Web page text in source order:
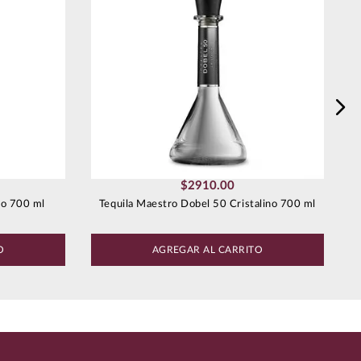
700 ml
$2910.00
Tequila Maestro Dobel 50 Cristalino 700 ml
AGREGAR AL CARRITO